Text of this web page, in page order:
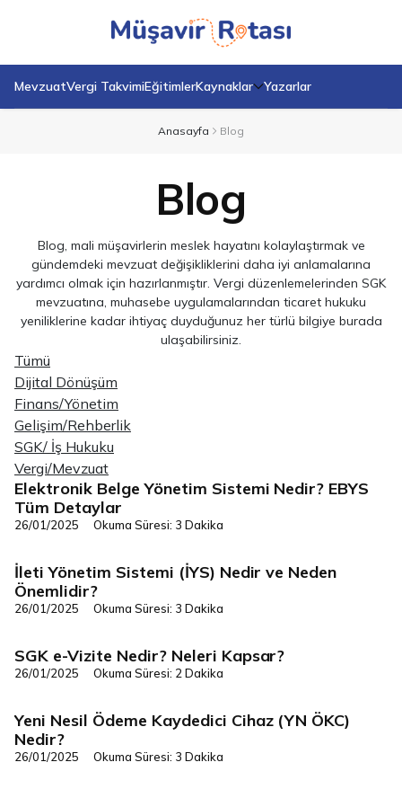
MevzuatVergi TakvimiEğitimlerKaynaklar Yazarlar
Anasayfa Blog
Blog
Blog, mali müşavirlerin meslek hayatını kolaylaştırmak ve
gündemdeki mevzuat değişikliklerini daha iyi anlamalarına
yardımcı olmak için hazırlanmıştır. Vergi düzenlemelerinden SGK
mevzuatına, muhasebe uygulamalarından ticaret hukuku
yeniliklerine kadar ihtiyaç duyduğunuz her türlü bilgiye burada
ulaşabilirsiniz.
Tümü
Dijital Dönüşüm
Finans/Yönetim
Gelişim/Rehberlik
SGK/ İş Hukuku
Vergi/Mevzuat
Dijital Dönüşüm
Elektronik Belge Yönetim Sistemi Nedir? EBYS
Tüm Detaylar
26/01/2025 Okuma Süresi: 3 Dakika
Dijital Dönüşüm
İleti Yönetim Sistemi (İYS) Nedir ve Neden
Önemlidir?
26/01/2025 Okuma Süresi: 3 Dakika
Dijital Dönüşüm
SGK e-Vizite Nedir? Neleri Kapsar?
26/01/2025 Okuma Süresi: 2 Dakika
Dijital Dönüşüm
Yeni Nesil Ödeme Kaydedici Cihaz (YN ÖKC)
Nedir?
26/01/2025 Okuma Süresi: 3 Dakika